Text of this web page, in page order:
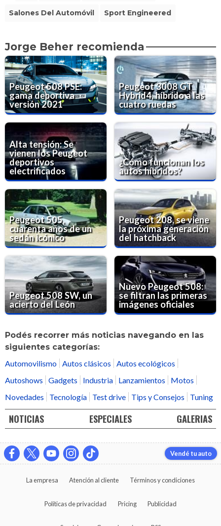
Salones Del Automóvil Sport Engineered
Jorge Beher recomienda
Peugeot 508 PSE:
gama deportiva
versión 2021
Peugeot 3008 GT
Hybrid4, híbrido a las
cuatro ruedas
Alta tensión: Se
vienen los Peugeot
deportivos
electrificados
¿Cómo funcionan los
autos híbridos?
Peugeot 505,
cuarenta años de un
sedán icónico
Peugeot 208, se viene
la próxima generación
del hatchback
Peugeot 508 SW, un
acierto del León
Nuevo Peugeot 508:
se filtran las primeras
imágenes oficiales
Podés recorrer más noticias navegando en las
siguientes categorías:
Automovilismo Autos clásicos
Autos ecológicos
Autoshows
Gadgets Industria Lanzamientos
Motos
Novedades
Tecnología Test drive Tips y Consejos Tuning
NOTICIAS ESPECIALES GALERIAS
Vendé tu auto
La empresa Atención al cliente Términos y condiciones
Políticas de privacidad Pricing Publicidad